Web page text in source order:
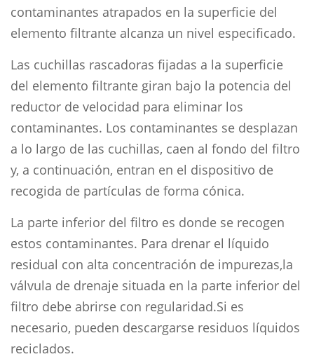
contaminantes atrapados en la superficie del
elemento filtrante alcanza un nivel especificado.
Las cuchillas rascadoras fijadas a la superficie
del elemento filtrante giran bajo la potencia del
reductor de velocidad para eliminar los
contaminantes. Los contaminantes se desplazan
a lo largo de las cuchillas, caen al fondo del filtro
y, a continuación, entran en el dispositivo de
recogida de partículas de forma cónica.
La parte inferior del filtro es donde se recogen
estos contaminantes. Para drenar el líquido
residual con alta concentración de impurezas,la
válvula de drenaje situada en la parte inferior del
filtro debe abrirse con regularidad.Si es
necesario, pueden descargarse residuos líquidos
reciclados.